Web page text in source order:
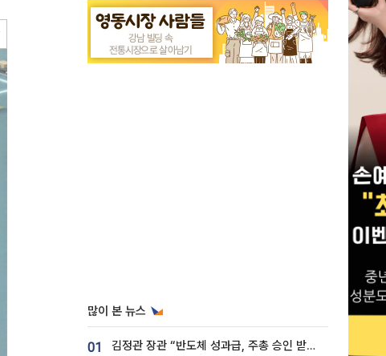
많이 본 뉴스
01 김정관 장관 “반도체 성과급, 주총 승인 받도록”…상법·자본시장법 개정 시사